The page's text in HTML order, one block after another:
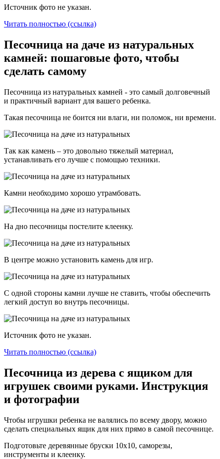
Источник фото не указан.
Читать полностью (ссылка)
Песочница на даче из натуральных
камней: пошаговые фото, чтобы
сделать самому
Песочница из натуральных камней - это самый долговечный
и практичный вариант для вашего ребенка.
Такая песочница не боится ни влаги, ни поломок, ни времени.
Так как камень – это довольно тяжелый материал,
устанавливать его лучше с помощью техники.
Камни необходимо хорошо утрамбовать.
На дно песочницы постелите клеенку.
В центре можно установить камень для игр.
С одной стороны камни лучше не ставить, чтобы обеспечить
легкий доступ во внутрь песочницы.
Источник фото не указан.
Читать полностью (ссылка)
Песочница из дерева с ящиком для
игрушек своими руками. Инструкция
и фотографии
Чтобы игрушки ребенка не валялись по всему двору, можно
сделать специальных ящик для них прямо в самой песочнице.
Подготовьте деревянные бруски 10х10, саморезы,
инструменты и клеенку.